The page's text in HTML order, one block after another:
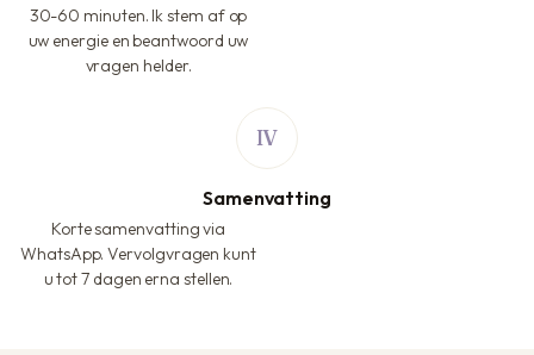
30-60 minuten. Ik stem af op
uw energie en beantwoord uw
vragen helder.
Samenvatting
Korte samenvatting via
WhatsApp. Vervolgvragen kunt
u tot 7 dagen erna stellen.